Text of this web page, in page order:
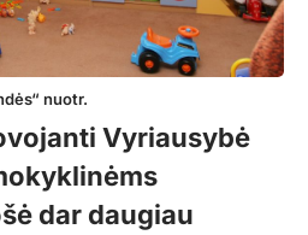
nuotr.
Vyriausybė
dar daugiau